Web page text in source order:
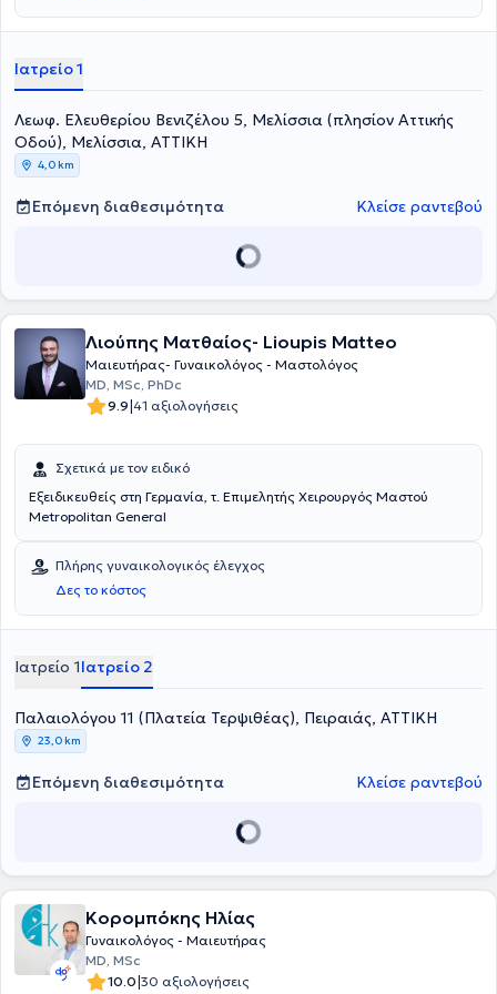
Ιατρείο 1
Λεωφ. Ελευθερίου Βενιζέλου 5, Μελίσσια (πλησίον Αττικής
Οδού), Μελίσσια, ΑΤΤΙΚΗ
4,0 km
Επόμενη διαθεσιμότητα Κλείσε ραντεβού
Λιούπης Ματθαίος- Lioupis Matteo
Μαιευτήρας- Γυναικολόγος - Μαστολόγος
MD, MSc, PhDc
9.9|41 αξιολογήσεις
Σχετικά με τον ειδικό
Εξειδικευθείς στη Γερμανία, τ. Επιμελητής Χειρουργός Μαστού
Μetropolitan General
Πλήρης γυναικολογικός έλεγχος
Δες το κόστος
Ιατρείο 1Ιατρείο 2
Παλαιολόγου 11 (Πλατεία Τερψιθέας), Πειραιάς, ΑΤΤΙΚΗ
23,0 km
Επόμενη διαθεσιμότητα Κλείσε ραντεβού
Κορομπόκης Ηλίας
Γυναικολόγος - Μαιευτήρας
MD, MSc
10.0|30 αξιολογήσεις